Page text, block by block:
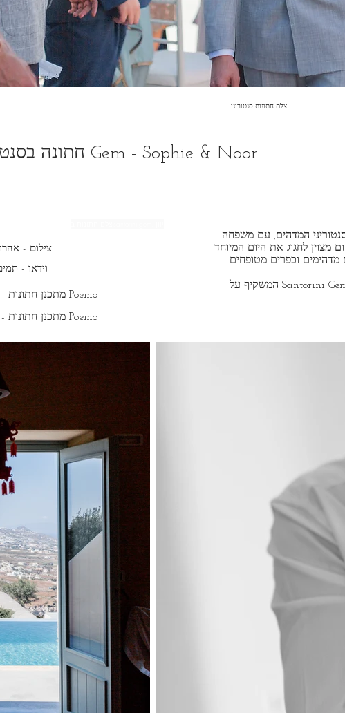
צלם חתונות סנטוריני
חתונה בסנטוריני Gem - Sophie & Noor
צילום -
וידאו -
מתכנן חתונות - חתונות Poemo
מתכנן חתונות - חתונות Poemo
המדהים, עם משפחה
מצוין לחגוג את היום המיוחד
מדהימים וכפרים מטופחים
הטקס וקבלת הפנים התקיימו במקום Santorini Gem המשקיף על